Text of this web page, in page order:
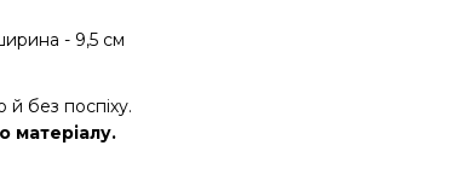
- 9,5 см
й без поспіху.
матеріалу.